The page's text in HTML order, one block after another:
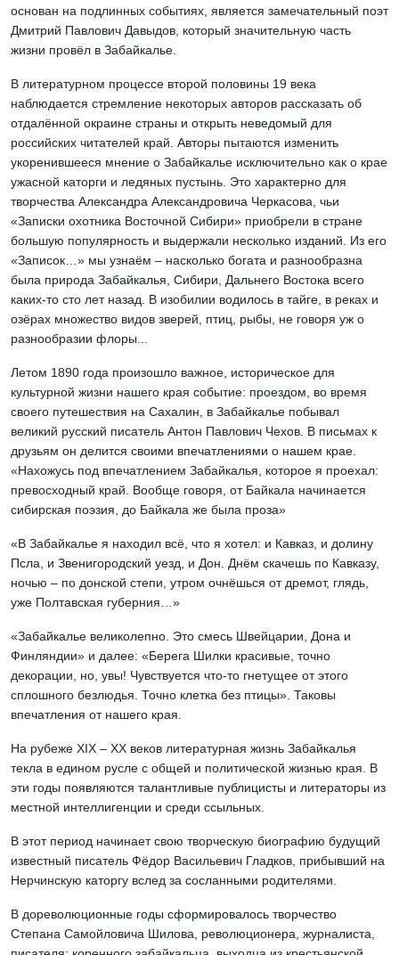
основан на подлинных событиях, является замечательный поэт
Дмитрий Павлович Давыдов, который значительную часть
жизни провёл в Забайкалье.
В литературном процессе второй половины 19 века
наблюдается стремление некоторых авторов рассказать об
отдалённой окраине страны и открыть неведомый для
российских читателей край. Авторы пытаются изменить
укоренившееся мнение о Забайкалье исключительно как о крае
ужасной каторги и ледяных пустынь. Это характерно для
творчества Александра Александровича Черкасова, чьи
«Записки охотника Восточной Сибири» приобрели в стране
большую популярность и выдержали несколько изданий. Из его
«Записок…» мы узнаём – насколько богата и разнообразна
была природа Забайкалья, Сибири, Дальнего Востока всего
каких-то сто лет назад. В изобилии водилось в тайге, в реках и
озёрах множество видов зверей, птиц, рыбы, не говоря уж о
разнообразии флоры...
Летом 1890 года произошло важное, историческое для
культурной жизни нашего края событие: проездом, во время
своего путешествия на Сахалин, в Забайкалье побывал
великий русский писатель Антон Павлович Чехов. В письмах к
друзьям он делится своими впечатлениями о нашем крае.
«Нахожусь под впечатлением Забайкалья, которое я проехал:
превосходный край. Вообще говоря, от Байкала начинается
сибирская поэзия, до Байкала же была проза»
«В Забайкалье я находил всё, что я хотел: и Кавказ, и долину
Псла, и Звенигородский уезд, и Дон. Днём скачешь по Кавказу,
ночью – по донской степи, утром очнёшься от дремот, глядь,
уже Полтавская губерния…»
«Забайкалье великолепно. Это смесь Швейцарии, Дона и
Финляндии» и далее: «Берега Шилки красивые, точно
декорации, но, увы! Чувствуется что-то гнетущее от этого
сплошного безлюдья. Точно клетка без птицы». Таковы
впечатления от нашего края.
На рубеже ХIХ – ХХ веков литературная жизнь Забайкалья
текла в едином русле с общей и политической жизнью края. В
эти годы появляются талантливые публицисты и литераторы из
местной интеллигенции и среди ссыльных.
В этот период начинает свою творческую биографию будущий
известный писатель Фёдор Васильевич Гладков, прибывший на
Нерчинскую каторгу вслед за сосланными родителями.
В дореволюционные годы сформировалось творчество
Степана Самойловича Шилова, революционера, журналиста,